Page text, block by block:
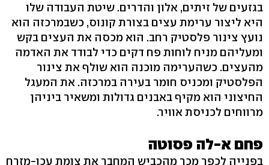
בגזעים של זיתים, אלון והדרים. שיטת העבודה שלו
היא ליצור ערימת עצים בצורת קונוס, כשבמרכזה הוא
נועץ צינור פלסטיק רחב. הוא מכסה את העצים בקש
ומעליהם מניח לוחות פח דקים כדי לבודד את האדמה
מהעצים. כשהערימה מוכנה הוא שולף את צינור
הפלסטיק ומכניס חומר בעירה במרכזה. את המעגל
החיצוני הוא מקיף באבנים גדולות ומשאיר ביניהן
מרווחים לכניסת אוויר.
פחם א-לה פסוטה
בפנייה לכפר מכר מהכביש המחבר את צומת עכו-מזרח